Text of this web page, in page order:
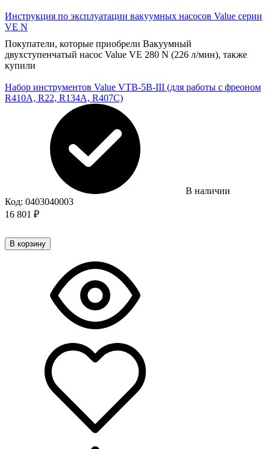
Инструкция по эксплуатации вакуумных насосов Value серии
VE N
Покупатели, которые приобрели Вакуумный
двухступенчатый насос Value VE 280 N (226 л/мин), также
купили
Набор инструментов Value VTB-5B-III (для работы с фреоном
R410A, R22, R134A, R407C)
В наличии
Код: 0403040003
16 801 ₽
В корзину